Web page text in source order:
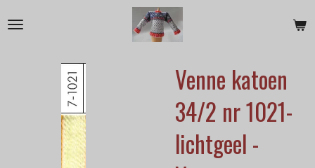
hoofdinhoud
Venne katoen
34/2 nr 1021-
lichtgeel -